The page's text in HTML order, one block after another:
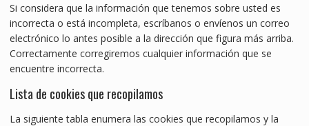
Si considera que la información que tenemos sobre usted es
incorrecta o está incompleta, escríbanos o envíenos un correo
electrónico lo antes posible a la dirección que figura más arriba.
Correctamente corregiremos cualquier información que se
encuentre incorrecta.
Lista de cookies que recopilamos
La siguiente tabla enumera las cookies que recopilamos y la